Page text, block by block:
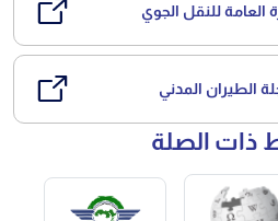
العامة للنقل الجوي
الطيران المدني
ذات الصلة